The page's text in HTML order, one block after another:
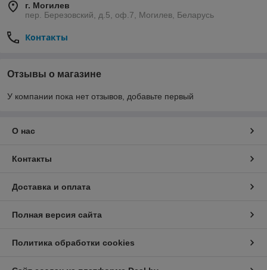
г. Могилев
пер. Березовский, д.5, оф.7, Могилев, Беларусь
Контакты
Отзывы о магазине
У компании пока нет отзывов, добавьте первый
О нас
Контакты
Доставка и оплата
Полная версия сайта
Политика обработки cookies